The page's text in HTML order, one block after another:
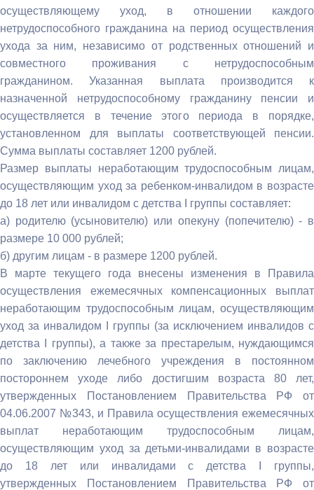
осуществляющему уход, в отношении каждого
нетрудоспособного гражданина на период осуществления
ухода за ним, независимо от родственных отношений и
совместного проживания с нетрудоспособным
гражданином. Указанная выплата производится к
назначенной нетрудоспособному гражданину пенсии и
осуществляется в течение этого периода в порядке,
установленном для выплаты соответствующей пенсии.
Сумма выплаты составляет 1200 рублей.
Размер выплаты неработающим трудоспособным лицам,
осуществляющим уход за ребенком-инвалидом в возрасте
до 18 лет или инвалидом с детства I группы составляет:
а) родителю (усыновителю) или опекуну (попечителю) - в
размере 10 000 рублей;
б) другим лицам - в размере 1200 рублей.
В марте текущего года внесены изменения в Правила
осуществления ежемесячных компенсационных выплат
неработающим трудоспособным лицам, осуществляющим
уход за инвалидом I группы (за исключением инвалидов с
детства I группы), а также за престарелым, нуждающимся
по заключению лечебного учреждения в постоянном
постороннем уходе либо достигшим возраста 80 лет,
утвержденных Постановлением Правительства РФ от
04.06.2007 №343, и Правила осуществления ежемесячных
выплат неработающим трудоспособным лицам,
осуществляющим уход за детьми-инвалидами в возрасте
до 18 лет или инвалидами с детства I группы,
утвержденных Постановлением Правительства РФ от